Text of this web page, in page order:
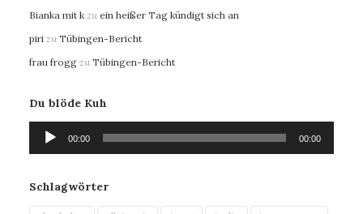
Bianka mit k zu ein heißer Tag kündigt sich an
piri zu Tübingen-Bericht
frau frogg zu Tübingen-Bericht
Du blöde Kuh
Audio-
Player
00:00 00:00
Schlagwörter